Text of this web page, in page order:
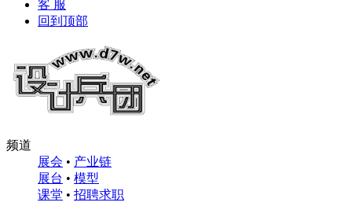
客 服
回到顶部
频道
展会 • 产业链
展台 • 模型
课堂 • 招聘求职